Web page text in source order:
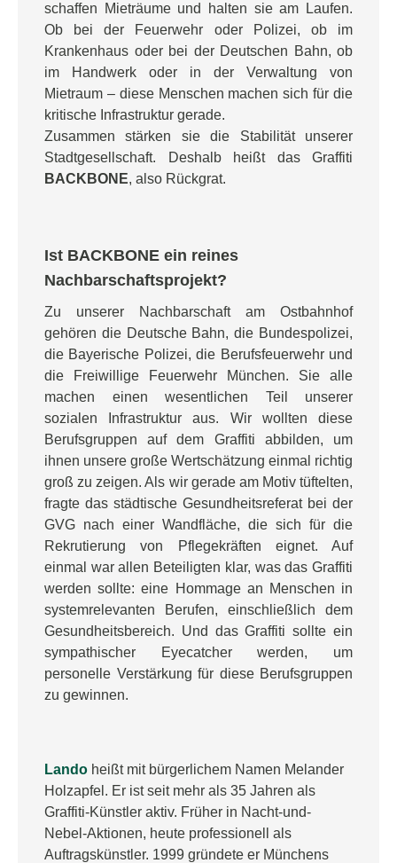
Ist BACKBONE ein reines
Nachbarschaftsprojekt?
Zu unserer Nachbarschaft am Ostbahnhof
gehören die Deutsche Bahn, die Bundespolizei,
die Bayerische Polizei, die Berufsfeuerwehr und
die Freiwillige Feuerwehr München. Sie alle
machen einen wesentlichen Teil unserer
sozialen Infrastruktur aus. Wir wollten diese
Berufsgruppen auf dem Graffiti abbilden, um
ihnen unsere große Wertschätzung einmal richtig
groß zu zeigen. Als wir gerade am Motiv tüftelten,
fragte das städtische Gesundheitsreferat bei der
GVG nach einer Wandfläche, die sich für die
Rekrutierung von Pflegekräften eignet. Auf
einmal war allen Beteiligten klar, was das Graffiti
werden sollte: eine Hommage an Menschen in
systemrelevanten Berufen, einschließlich dem
Gesundheitsbereich. Und das Graffiti sollte ein
sympathischer Eyecatcher werden, um
personelle Verstärkung für diese Berufsgruppen
zu gewinnen.
schaffen Mieträume und halten sie am Laufen.
Ob bei der Feuerwehr oder Polizei, ob im
Krankenhaus oder bei der Deutschen Bahn, ob
im Handwerk oder in der Verwaltung von
Mietraum – diese Menschen machen sich für die
kritische Infrastruktur gerade.
Zusammen stärken sie die Stabilität unserer
Stadtgesellschaft. Deshalb heißt das Graffiti
BACKBONE, also Rückgrat.
Lando heißt mit bürgerlichem Namen Melander
Holzapfel. Er ist seit mehr als 35 Jahren als
Graffiti-Künstler aktiv. Früher in Nacht-und-
Nebel-Aktionen, heute professionell als
Auftragskünstler. 1999 gründete er Münchens